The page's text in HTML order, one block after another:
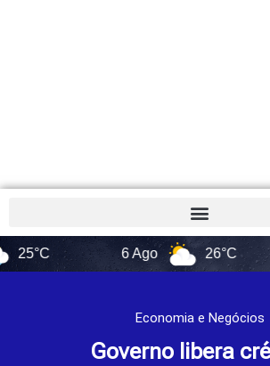
6 Ago 26°C
Economia e Negócios
Governo libera